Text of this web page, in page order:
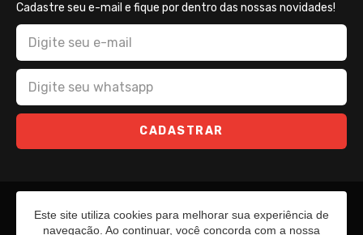
Cadastre seu e-mail e fique por dentro das nossas novidades!
CADASTRAR
Este site utiliza cookies para melhorar sua experiência de
navegação. Ao continuar, você concorda com a nossa